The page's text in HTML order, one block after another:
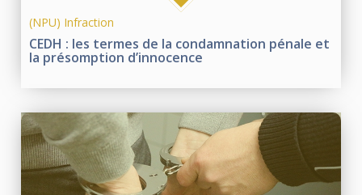
CEDH : les termes de la condamnation pénale et
la présomption d’innocence
(NPU) Infraction